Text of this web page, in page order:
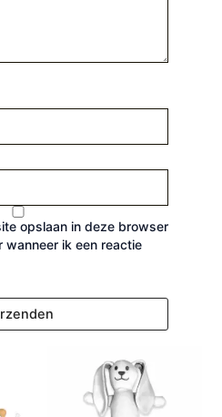
opslaan in deze browser
wanneer ik een reactie